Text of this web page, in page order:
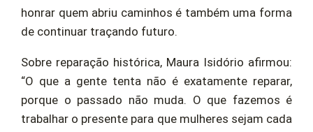
honrar quem abriu caminhos é também uma forma
de continuar traçando futuro.
Sobre reparação histórica, Maura Isidório afirmou:
“O que a gente tenta não é exatamente reparar,
porque o passado não muda. O que fazemos é
trabalhar o presente para que mulheres sejam cada